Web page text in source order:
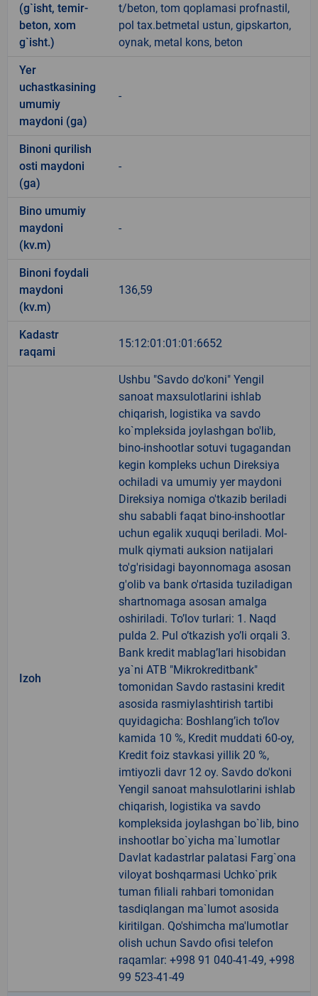
(g`isht, temir-
beton, xom
g`isht.)
t/beton, tom qoplamasi profnastil,
pol tax.betmetal ustun, gipskarton,
oynak, metal kons, beton
Yer
uchastkasining
umumiy
maydoni (ga)
-
Binoni qurilish
osti maydoni
(ga)
-
Bino umumiy
maydoni
(kv.m)
-
Binoni foydali
maydoni
(kv.m)
136,59
Kadastr
raqami
15:12:01:01:01:6652
Izoh
Ushbu "Savdo do'koni" Yengil
sanoat maxsulotlarini ishlab
chiqarish, logistika va savdo
ko`mpleksida joylashgan bo'lib,
bino-inshootlar sotuvi tugagandan
kegin kompleks uchun Direksiya
ochiladi va umumiy yer maydoni
Direksiya nomiga o'tkazib beriladi
shu sababli faqat bino-inshootlar
uchun egalik xuquqi beriladi. Mol-
mulk qiymati auksion natijalari
to'g'risidagi bayonnomaga asosan
g'olib va bank o'rtasida tuziladigan
shartnomaga asosan amalga
oshiriladi. To’lov turlari: 1. Naqd
pulda 2. Pul o’tkazish yo’li orqali 3.
Bank kredit mablag’lari hisobidan
ya`ni ATB "Mikrokreditbank"
tomonidan Savdo rastasini kredit
asosida rasmiylashtirish tartibi
quyidagicha: Boshlang’ich to’lov
kamida 10 %, Kredit muddati 60-oy,
Kredit foiz stavkasi yillik 20 %,
imtiyozli davr 12 oy. Savdo do'koni
Yengil sanoat mahsulotlarini ishlab
chiqarish, logistika va savdo
kompleksida joylashgan bo`lib, bino
inshootlar bo`yicha ma`lumotlar
Davlat kadastrlar palatasi Farg`ona
viloyat boshqarmasi Uchko`prik
tuman filiali rahbari tomonidan
tasdiqlangan ma`lumot asosida
kiritilgan. Qo'shimcha ma'lumotlar
olish uchun Savdo ofisi telefon
raqamlar: +998 91 040-41-49, +998
99 523-41-49